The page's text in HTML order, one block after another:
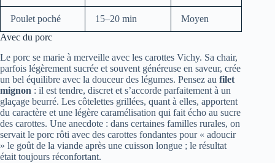
Poulet poché 15–20 min
Moyen
Avec du porc
Le porc se marie à merveille avec les carottes Vichy. Sa chair,
parfois légèrement sucrée et souvent généreuse en saveur, crée
un bel équilibre avec la douceur des légumes. Pensez au filet
mignon : il est tendre, discret et s’accorde parfaitement à un
glaçage beurré. Les côtelettes grillées, quant à elles, apportent
du caractère et une légère caramélisation qui fait écho au sucre
des carottes. Une anecdote : dans certaines familles rurales, on
servait le porc rôti avec des carottes fondantes pour « adoucir
» le goût de la viande après une cuisson longue ; le résultat
était toujours réconfortant.